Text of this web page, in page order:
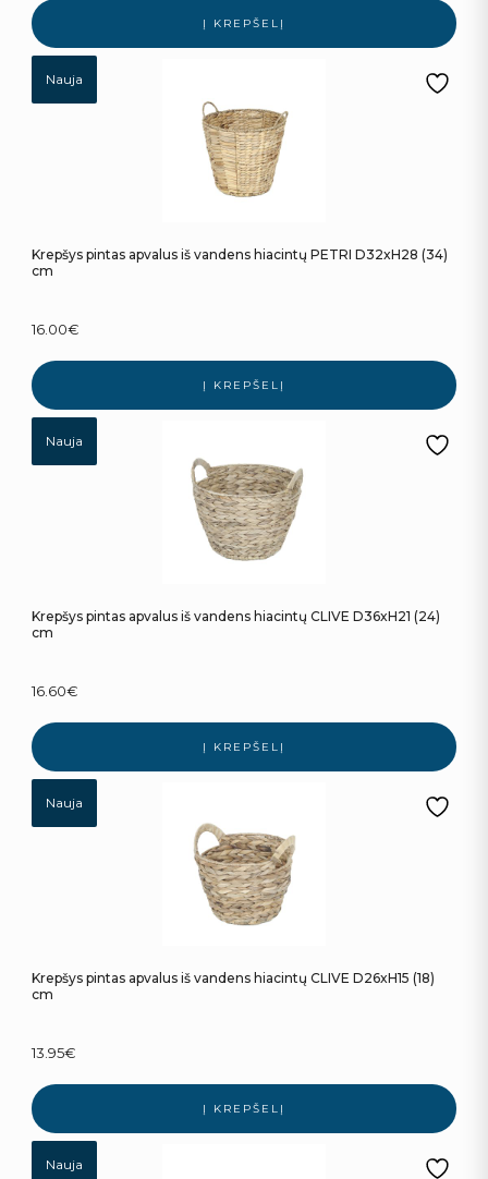
Į KREPŠELĮ
Nauja
Krepšys pintas apvalus iš vandens hiacintų PETRI D32xH28 (34)
cm
16.00€
Į KREPŠELĮ
Nauja
Krepšys pintas apvalus iš vandens hiacintų CLIVE D36xH21 (24)
cm
16.60€
Į KREPŠELĮ
Nauja
Krepšys pintas apvalus iš vandens hiacintų CLIVE D26xH15 (18)
cm
13.95€
Į KREPŠELĮ
Nauja